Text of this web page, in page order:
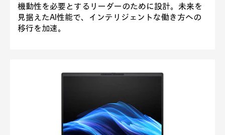
機動性を必要とするリーダーのために設計。未来を
見据えたAI性能で、インテリジェントな働き方への
移行を加速。